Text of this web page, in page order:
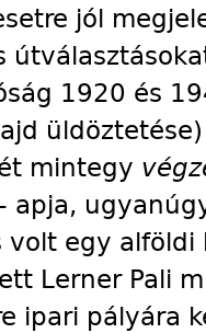
jól
1920 és
mintegy
apja,
volt egy
Lerner Pali
ipari pályára